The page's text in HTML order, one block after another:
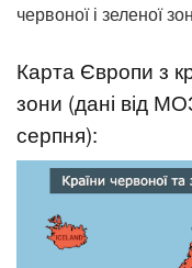
червоної і зеленої
Карта Європи з
зони (дані від
серпня):